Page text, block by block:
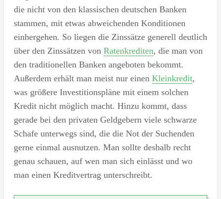
die nicht von den klassischen deutschen Banken
stammen, mit etwas abweichenden Konditionen
einhergehen. So liegen die Zinssätze generell deutlich
über den Zinssätzen von Ratenkrediten, die man von
den traditionellen Banken angeboten bekommt.
Außerdem erhält man meist nur einen Kleinkredit,
was größere Investitionspläne mit einem solchen
Kredit nicht möglich macht. Hinzu kommt, dass
gerade bei den privaten Geldgebern viele schwarze
Schafe unterwegs sind, die die Not der Suchenden
gerne einmal ausnutzen. Man sollte deshalb recht
genau schauen, auf wen man sich einlässt und wo
man einen Kreditvertrag unterschreibt.